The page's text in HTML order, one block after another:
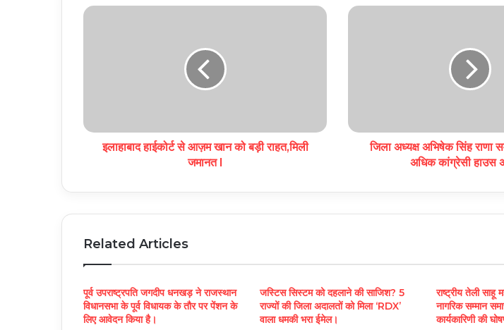
इलाहाबाद हाईकोर्ट से आज़म खान को बड़ी राहत,मिली
जमानत l
जिला अध्यक्ष अभिषेक सिंह राणा
अधिक कांग्रेसी हाउस
Related Articles
पूर्व उपराष्ट्रपति जगदीप धनखड़ ने राजस्थान
विधानसभा के पूर्व विधायक के तौर पर पेंशन के
लिए आवेदन किया है।
जस्टिस सिस्टम को दहलाने की साजिश? 5
राज्यों की जिला अदालतों को मिला ‘RDX’
वाला धमकी भरा ईमेल।
राष्ट्रीय तेली साहू
नागरिक सम्मान
कार्यकारिणी की